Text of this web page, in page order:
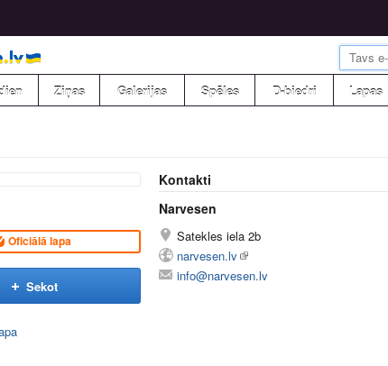
Ziņas Galerijas Spēles D-biedri Lapas
Oficiālā lapa
Sekot
Kontakti
Narvesen
Satekles iela 2b
narvesen.lv
info@narvesen.lv